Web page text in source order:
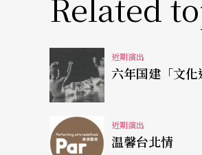
近期演出
六年国建「文化
近期演出
温馨台北情